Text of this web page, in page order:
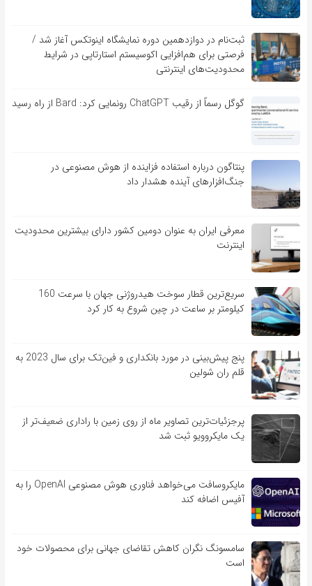
ثبت‌نام در دوازدهمین دوره نمایشگاه اینوتکس آغاز شد /
فرصتی برای هم‌افزایی اکوسیستم استارتاپی در شرایط
محدودیت‌های اینترنتی
گوگل رسماً از رقیب ChatGPT رونمایی کرد: Bard از راه رسید
پنتاگون درباره استفاده فزاینده از هوش مصنوعی در
جنگ‌افزارهای آینده هشدار داد
معرفی ایران به عنوان دومین کشور دارای بیشترین محدودیت
اینترنت
سریع‌ترین قطار سوخت هیدروژنی جهان با سرعت 160
کیلومتر بر ساعت در چین شروع به کار کرد
پنج پیش‌بینی در مورد بانکداری و فین‌تک برای سال 2023 به
قلم ران شولین
پرجزئیات‌ترین تصاویر ماه از روی زمین با راداری ضعیف‌تر از
یک مایکروویو ثبت شد
مایکروسافت می‌خواهد فناوری هوش مصنوعی OpenAI را به
آفیس اضافه کند
سامسونگ نگران کاهش تقاضای جهانی برای محصولات خود
است